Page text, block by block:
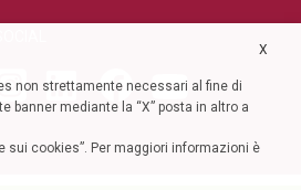
X
non strettamente necessari al fine di
banner mediante la “X” posta in altro a
sui cookies”. Per maggiori informazioni è